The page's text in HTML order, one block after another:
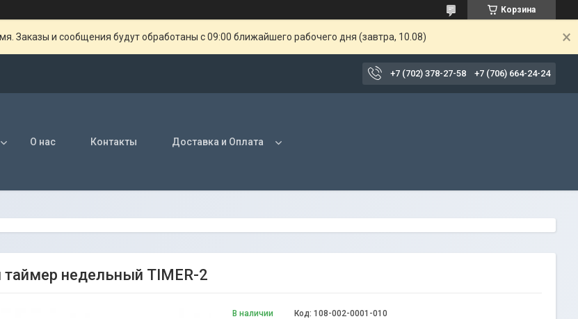
Корзина
Заказы и сообщения будут обработаны с 09:00 ближайшего рабочего дня (завтра, 10.08)
+7 (702) 378-27-58 +7 (706) 664-24-24
О нас Контакты Доставка и Оплата
недельный TIMER-2
В наличии Код: 108-002-0001-010